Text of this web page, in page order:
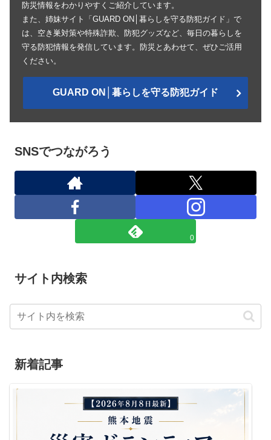
防災情報をわかりやすくご紹介しています。
また、姉妹サイト「GUARD ON│暮らしを守る防犯ガイド」で
は、空き巣対策や特殊詐欺、防犯グッズなど、毎日の暮らしを
守る防犯情報を発信しています。防災とあわせて、ぜひご活用
ください。
GUARD ON│暮らしを守る防犯ガイド
SNSでつながろう
0
サイト内検索
新着記事